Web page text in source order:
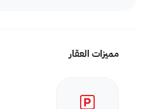
مميزات العقار